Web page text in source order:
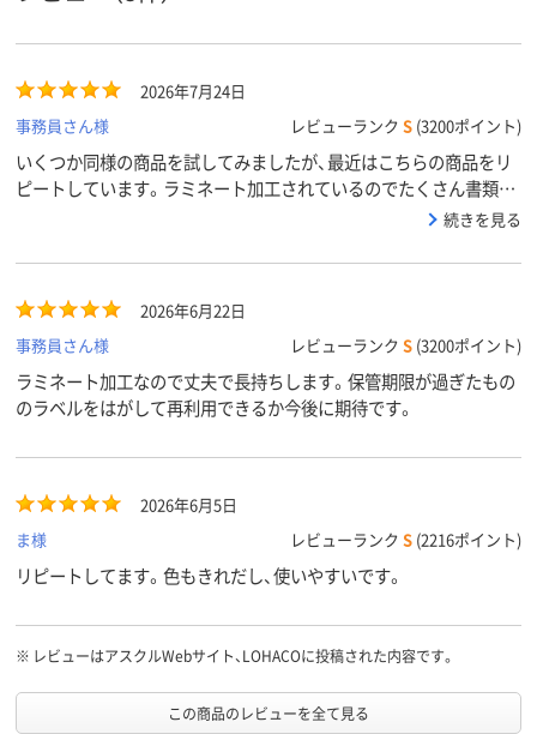
スコア
110 115
2026年7月24日
事務員さん様
レビューランク S (3200ポイント)
いくつか同様の商品を試してみましたが、最近はこちらの商品をリ
ピートしています。ラミネート加工されているのでたくさん書類を
続きを見る
2026年6月22日
事務員さん様
レビューランク S (3200ポイント)
ラミネート加工なので丈夫で長持ちします。保管期限が過ぎたもの
のラベルをはがして再利用できるか今後に期待です。
2026年6月5日
ま様
レビューランク S (2216ポイント)
リピートしてます。色もきれだし、使いやすいです。
※ レビューはアスクルWebサイト、LOHACOに投稿された内容です。
この商品のレビューを全て見る